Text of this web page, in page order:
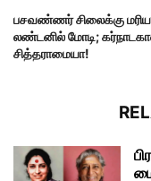
பசவண்ணர் சிலைக்கு
லண்டனில் மோடி;
சித்தராமையா!